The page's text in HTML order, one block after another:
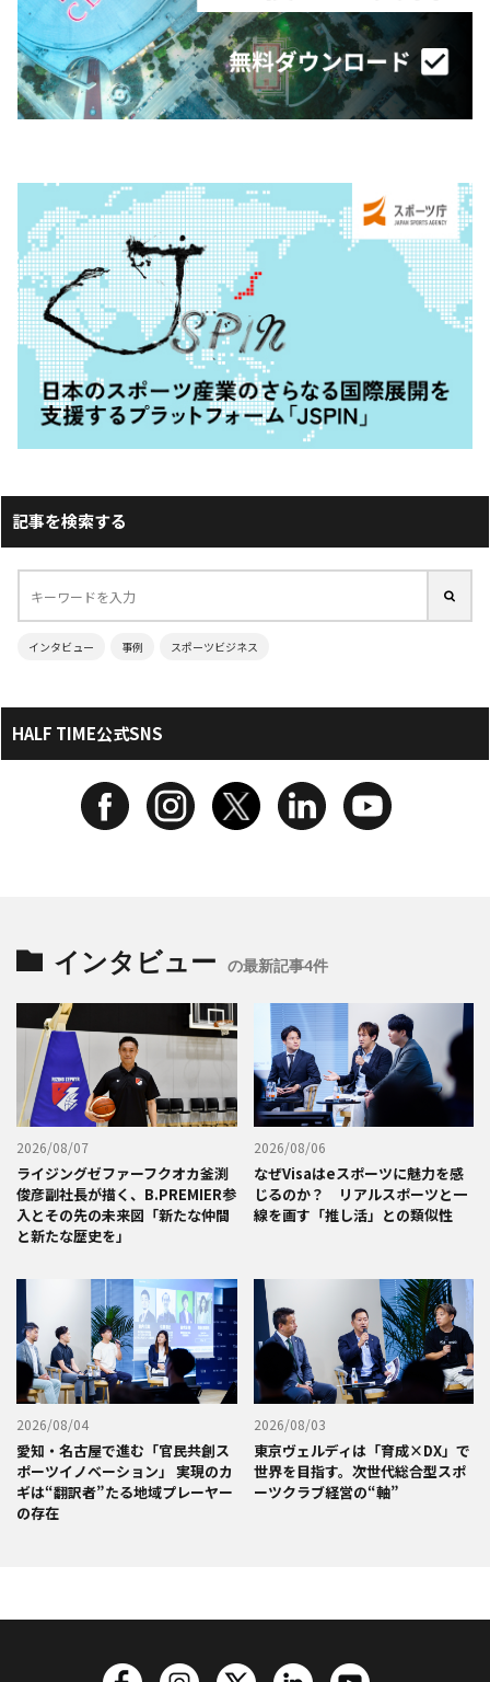
記事を検索する
インタビュー 事例 スポーツビジネス
HALF TIME公式SNS
インタビュー の最新記事4件
2026/08/07
ライジングゼファーフクオカ釜渕
俊彦副社長が描く、B.PREMIER参
入とその先の未来図「新たな仲間
と新たな歴史を」
2026/08/06
なぜVisaはeスポーツに魅力を感
じるのか？ リアルスポーツと一
線を画す「推し活」との類似性
2026/08/04
愛知・名古屋で進む「官民共創ス
ポーツイノベーション」 実現のカ
ギは“翻訳者”たる地域プレーヤー
の存在
2026/08/03
東京ヴェルディは「育成×DX」で
世界を目指す。次世代総合型スポ
ーツクラブ経営の“軸”